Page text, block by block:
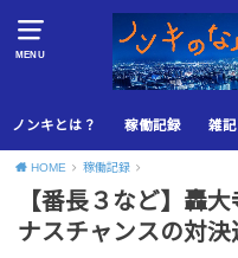
MENU
ノンキとは？ 稼働記録 雑記
HOME 稼働記録
【番長３など】轟
ナスチャンスの対